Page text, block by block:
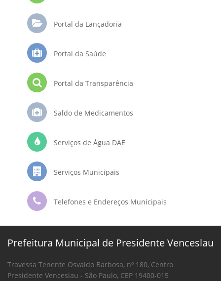
Portal da Lançadoria
Portal da Saúde
Portal da Transparência
Saldo de Medicamentos
Serviços de Água DAE
Serviços Municipais
Telefones e Endereços Municipais
Prefeitura Municipal de Presidente Venceslau
Travessa Tenente Osvaldo Barbosa, nº 180, Centro
Presidente Venceslau - São Paulo, CEP 19400-015